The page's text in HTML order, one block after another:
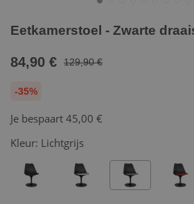
Eetkamerstoel - Zwarte
84,90 € 129,90 €
-35%
Je bespaart 45,00 €
Kleur: Lichtgrijs